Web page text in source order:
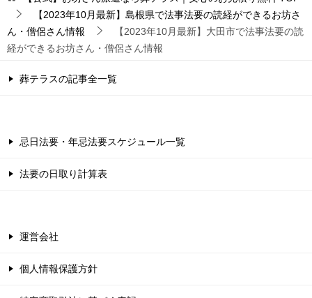
【2023年10月最新】島根県で法事法要の読経ができるお坊さ
ん・僧侶さん情報
【2023年10月最新】大田市で法事法要の読
経ができるお坊さん・僧侶さん情報
葬テラスの記事全一覧
忌日法要・年忌法要スケジュール一覧
法要の日取り計算表
運営会社
個人情報保護方針